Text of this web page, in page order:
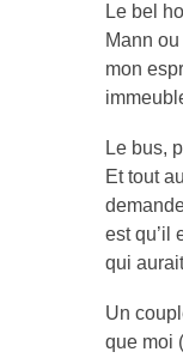
Le bel
Mann
mon
Le bus,
Et tout
est qu’il
qui
Un
que moi